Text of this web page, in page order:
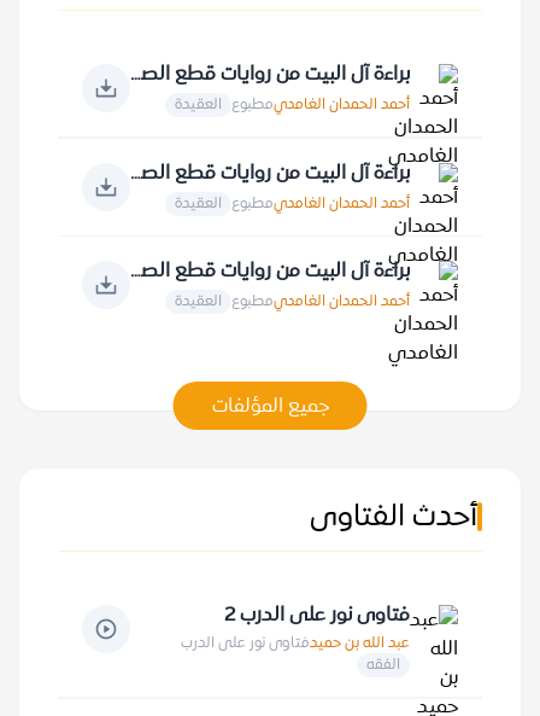
براءة آل البيت من روايات قطع الصلة بالخالق
أحمد الحمدان الغامديمطبوع العقيدة
براءة آل البيت من روايات قطع الصلة بالنبي صلى الله عليه وسلم
أحمد الحمدان الغامديمطبوع العقيدة
براءة آل البيت من روايات قطع الصلة بالأمة الإسلامية
أحمد الحمدان الغامديمطبوع العقيدة
جميع المؤلفات
أحدث الفتاوى
فتاوى نور على الدرب 2
عبد الله بن حميدفتاوى نور على الدرب
الفقه